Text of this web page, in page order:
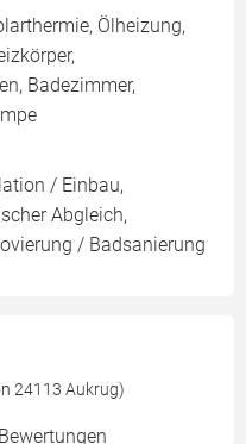
Ölheizung,
Badezimmer,
/ Einbau,
Abgleich,
/ Badsanierung
24113 Aukrug)